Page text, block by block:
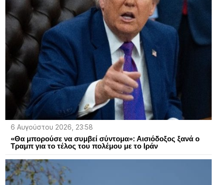
6 Αυγούστου 2026, 23:58
«Θα μπορούσε να συμβεί σύντομα»: Αισιόδοξος ξανά ο
Τραμπ για το τέλος του πολέμου με το Ιράν